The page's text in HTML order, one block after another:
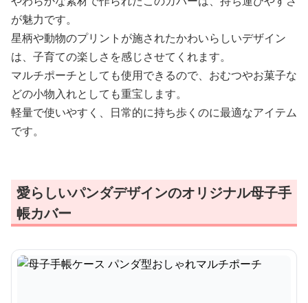
が魅力です。
星柄や動物のプリントが施されたかわいらしいデザイン
は、子育ての楽しさを感じさせてくれます。
マルチポーチとしても使用できるので、おむつやお菓子な
どの小物入れとしても重宝します。
軽量で使いやすく、日常的に持ち歩くのに最適なアイテム
です。
愛らしいパンダデザインのオリジナル母子手
帳カバー